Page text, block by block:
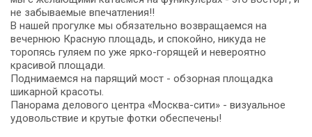
не забываемые впечатления!!
В нашей прогулке мы обязательно возвращаемся на
вечернюю Красную площадь, и спокойно, никуда не
торопясь гуляем по уже ярко-горящей и невероятно
красивой площади.
Поднимаемся на парящий мост - обзорная площадка
шикарной красоты.
Панорама делового центра «Москва-сити» - визуальное
удовольствие и крутые фотки обеспечены!